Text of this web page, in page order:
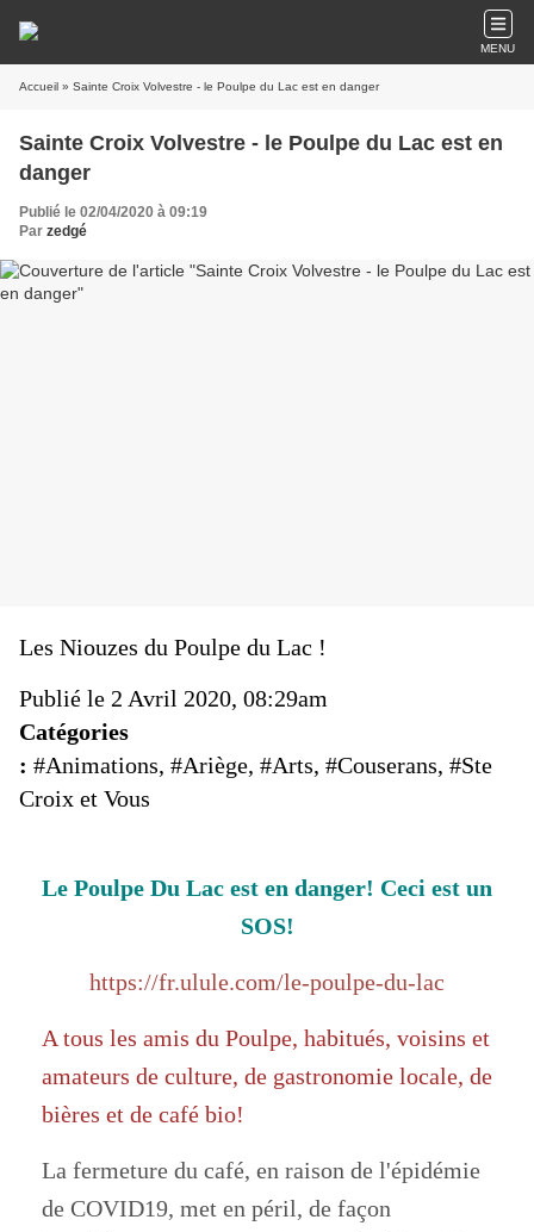
MENU
Accueil » Sainte Croix Volvestre - le Poulpe du Lac est en danger
Sainte Croix Volvestre - le Poulpe du Lac est en
danger
Publié le 02/04/2020 à 09:19
Par zedgé
Les Niouzes du Poulpe du Lac !
Publié le 2 Avril 2020, 08:29am
Catégories
: #Animations, #Ariège, #Arts, #Couserans, #Ste
Croix et Vous
Le Poulpe Du Lac est en danger! Ceci est un
SOS!
https://fr.ulule.com/le-poulpe-du-lac
A tous les amis du Poulpe, habitués, voisins et
amateurs de culture, de gastronomie locale, de
bières et de café bio!
La fermeture du café, en raison de l'épidémie
de COVID19, met en péril, de façon